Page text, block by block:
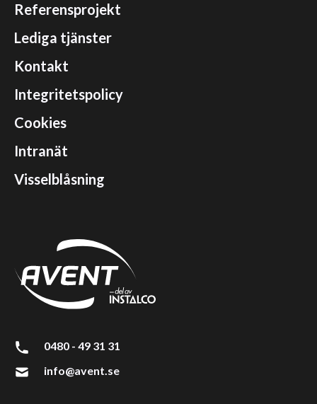
0480 - 49 31 31
info@avent.se
Referensprojekt
Lediga tjänster
Kontakt
Integritetspolicy
Cookies
Intranät
Visselblåsning